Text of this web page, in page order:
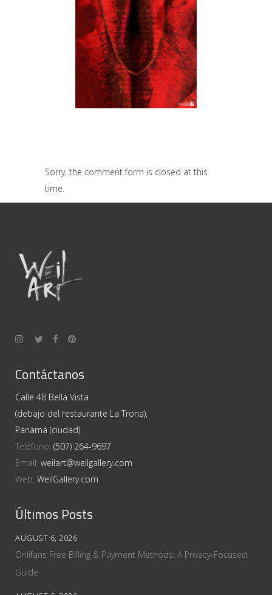
Clits – Leslie Araúz Viloria
ARTE ERÓTICO
Sorry, the comment form is closed at this
time.
Contáctanos
Calle 48 Bella Vista
(debajo del restaurante La Trona),
Panamá (ciudad)
Teléfono: (507) 264-9697
Email: weilart@weilgallery.com
Web: WeilGallery.com
Últimos Posts
AUGUST 6, 2026
Onlifans Free Billing & Payment Methods: A Privacy‑Focused
Guide